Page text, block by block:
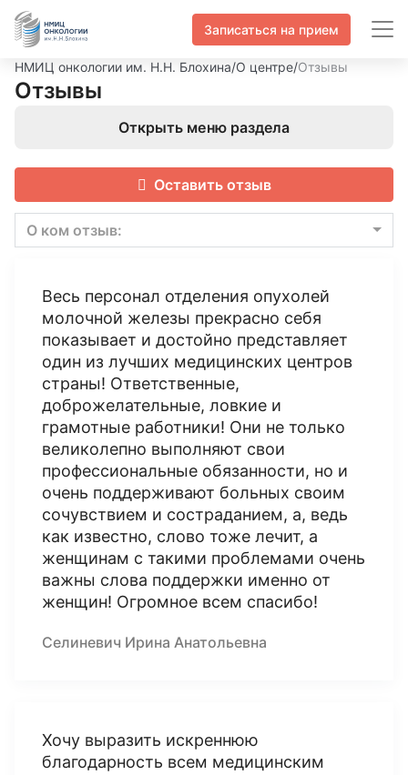
Записаться на прием
НМИЦ онкологии им. Н.Н. Блохина/О центре/Отзывы
Отзывы
Открыть меню раздела
Оставить отзыв
О ком отзыв:
Весь персонал отделения опухолей
молочной железы прекрасно себя
показывает и достойно представляет
один из лучших медицинских центров
страны! Ответственные,
доброжелательные, ловкие и
грамотные работники! Они не только
великолепно выполняют свои
профессиональные обязанности, но и
очень поддерживают больных своим
сочувствием и состраданием, а, ведь
как известно, слово тоже лечит, а
женщинам с такими проблемами очень
важны слова поддержки именно от
женщин! Огромное всем спасибо!
Селиневич Ирина Анатольевна
Хочу выразить искреннюю
благодарность всем медицинским